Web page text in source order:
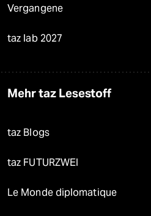
Vergangene
taz lab 2027
Mehr taz Lesestoff
taz Blogs
taz FUTURZWEI
Le Monde diplomatique